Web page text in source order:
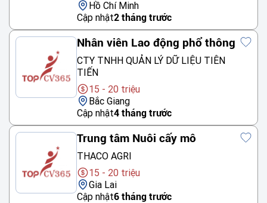
Hồ Chí Minh
Cập nhật2 tháng trước
Nhân viên Lao động phổ thông
CTY TNHH QUẢN LÝ DỮ LIỆU TIÊN
TIẾN
15 - 20 triệu
Bắc Giang
Cập nhật4 tháng trước
Trung tâm Nuôi cấy mô
THACO AGRI
15 - 20 triệu
Gia Lai
Cập nhật6 tháng trước